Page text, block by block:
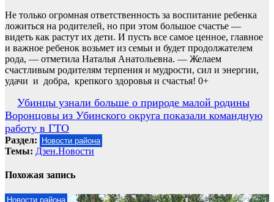
Не только огромная ответственность за воспитание ребенка
ложиться на родителей, но при этом большое счастье —
видеть как растут их дети. И пусть все самое ценное, главное
и важное ребенок возьмет из семьи и будет продолжателем
рода, — отметила Наталья Анатольевна. — Желаем
счастливым родителям терпения и мудрости, сил и энергии,
удачи и добра, крепкого здоровья и счастья! 0+
Навигация
по
записям
Убинцы узнали больше о природе малой родины
Воронцовы из Убинского округа показали командную
работу в ГТО
Раздел: Новости района
Темы: Дзен.Новости
Похожая запись
Новости района